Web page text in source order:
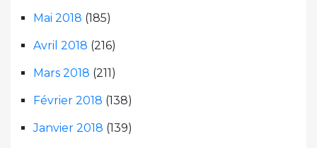
Mai 2018 (185)
Avril 2018 (216)
Mars 2018 (211)
Février 2018 (138)
Janvier 2018 (139)